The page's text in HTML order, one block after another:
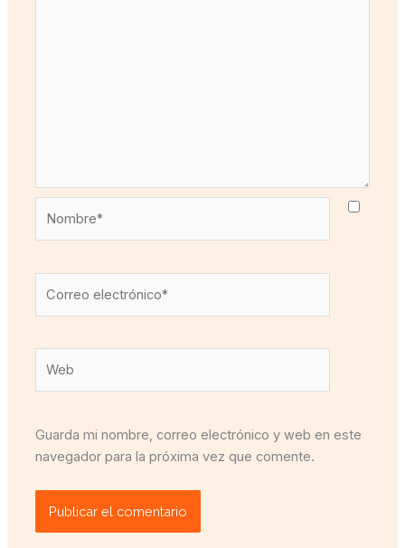
electrónico*
Guarda mi nombre, correo electrónico y web en este
navegador para la próxima vez que comente.